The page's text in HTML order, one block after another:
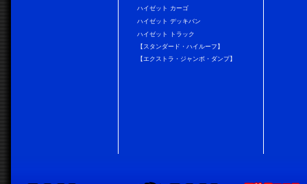
ハイゼット カーゴ
ハイゼット デッキバン
ハイゼット トラック
【スタンダード・ハイルーフ】
【エクストラ・ジャンボ・ダンプ】